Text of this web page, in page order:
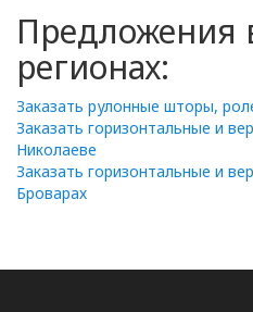
Предложения
регионах:
Заказать рулонные шторы,
Заказать горизонтальные и
Николаеве
Заказать горизонтальные и
Броварах